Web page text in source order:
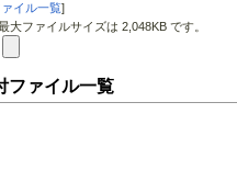
イル一覧]
大ファイルサイズは 2,048KB です。
ファイル一覧